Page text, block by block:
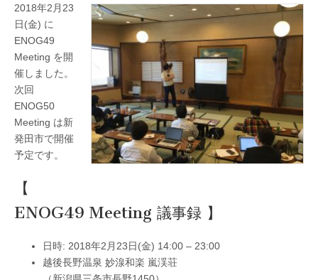
2018年2月23
日(金) に
ENOG49
Meeting を開
催しました。
次回
ENOG50
Meeting は新
発田市で開催
予定です。
【
ENOG49 Meeting 議事録 】
日時: 2018年2月23日(金) 14:00 – 23:00
越後長野温泉 妙湶和楽 嵐渓荘